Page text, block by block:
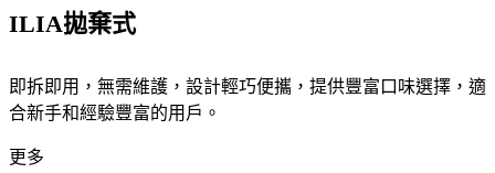
ILIA拋棄式
即拆即用，無需維護，設計輕巧便攜，提供豐富口味選擇，適
合新手和經驗豐富的用戶。
更多